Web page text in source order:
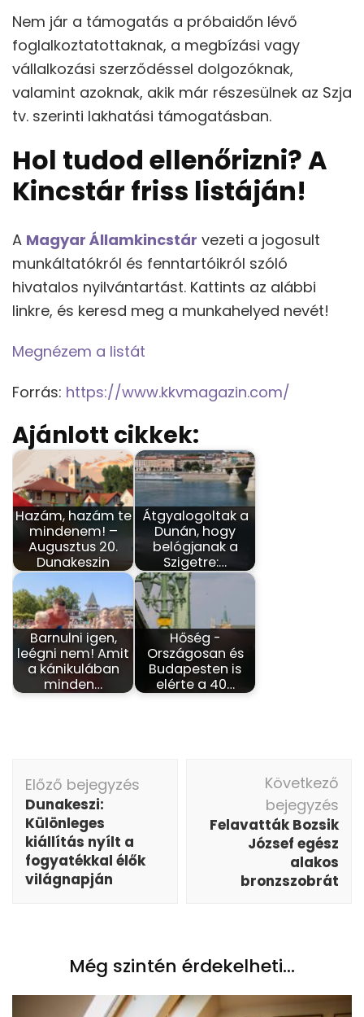
Nem jár a támogatás a próbaidőn lévő
foglalkoztatottaknak, a megbízási vagy
vállalkozási szerződéssel dolgozóknak,
valamint azoknak, akik már részesülnek az Szja
tv. szerinti lakhatási támogatásban.
Hol tudod ellenőrizni? A
Kincstár friss listáján!
A Magyar Államkincstár vezeti a jogosult
munkáltatókról és fenntartóikról szóló
hivatalos nyilvántartást. Kattints az alábbi
linkre, és keresd meg a munkahelyed nevét!
Megnézem a listát
Forrás: https://www.kkvmagazin.com/
Ajánlott cikkek:
Hazám, hazám te
mindenem! –
Augusztus 20.
Dunakeszin
Átgyalogoltak a
Dunán, hogy
belógjanak a
Szigetre:…
Barnulni igen,
leégni nem! Amit
a kánikulában
minden…
Hőség -
Országosan és
Budapesten is
elérte a 40…
navigáció
Előző bejegyzés
Dunakeszi:
Különleges
kiállítás nyílt a
fogyatékkal élők
világnapján
Következő
bejegyzés
Felavatták Bozsik
József egész
alakos
bronzszobrát
Még szintén érdekelheti...